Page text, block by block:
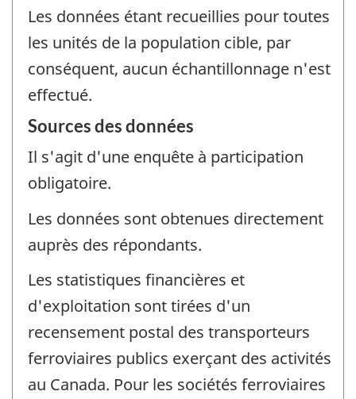
Les données étant recueillies pour toutes
les unités de la population cible, par
conséquent, aucun échantillonnage n'est
effectué.
Sources des données
Il s'agit d'une enquête à participation
obligatoire.
Les données sont obtenues directement
auprès des répondants.
Les statistiques financières et
d'exploitation sont tirées d'un
recensement postal des transporteurs
ferroviaires publics exerçant des activités
au Canada. Pour les sociétés ferroviaires